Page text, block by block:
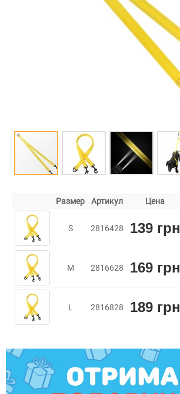
Размер Артикул Цена
S 2816428 139 грн
M 2816628 169 грн
L 2816828 189 грн